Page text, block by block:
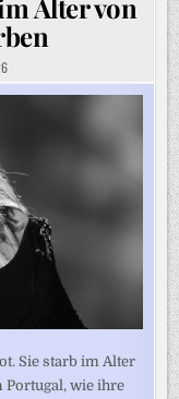
Alter von
Sie starb im Alter
wie ihre